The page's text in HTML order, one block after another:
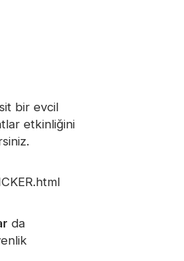
bir evcil
etkinliğini
da